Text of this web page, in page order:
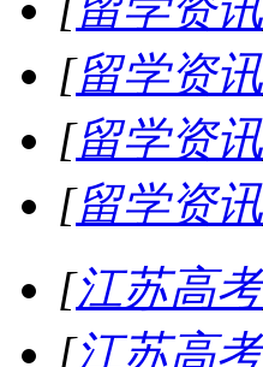
[留学资讯
[留学资讯
[留学资讯
[江苏高考
[江苏高考